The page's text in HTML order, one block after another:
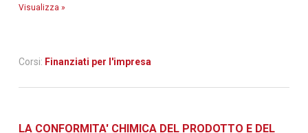
Visualizza »
Corsi: Finanziati per l'impresa
LA CONFORMITA' CHIMICA DEL PRODOTTO E DEL